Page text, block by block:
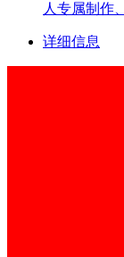
人专属制作
详细信息